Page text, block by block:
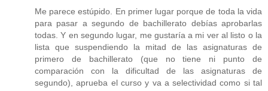
Me parece estúpido. En primer lugar porque de toda la vida
para pasar a segundo de bachillerato debías aprobarlas
todas. Y en segundo lugar, me gustaría a mi ver al listo o la
lista que suspendiendo la mitad de las asignaturas de
primero de bachillerato (que no tiene ni punto de
comparación con la dificultad de las asignaturas de
segundo), aprueba el curso y va a selectividad como si tal